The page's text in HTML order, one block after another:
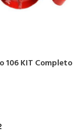
106 KIT Completo